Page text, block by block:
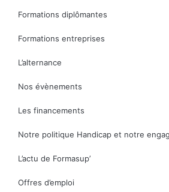
Formations diplômantes
Formations entreprises
L’alternance
Nos évènements
Les financements
Notre politique Handicap et notre
L’actu de Formasup’
Offres d’emploi